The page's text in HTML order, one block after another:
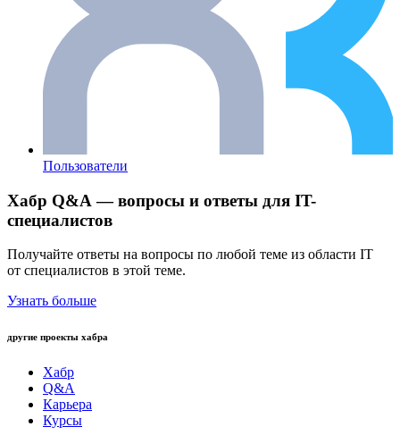
Пользователи
Хабр Q&A — вопросы и ответы для IT-
специалистов
Получайте ответы на вопросы по любой теме из области IT
от специалистов в этой теме.
Узнать больше
другие проекты хабра
Хабр
Q&A
Карьера
Курсы